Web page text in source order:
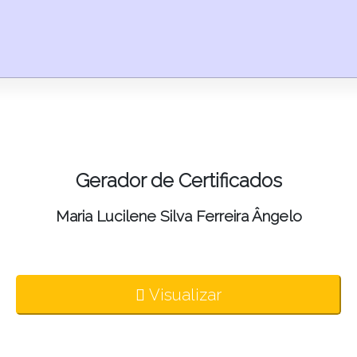
Gerador de Certificados
Maria Lucilene Silva Ferreira Ângelo
Visualizar